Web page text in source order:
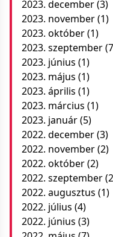
2023. december(3)
2023. november(1)
2023. október(1)
2023. szeptember
2023. június (1)
2023. május (1)
2023. április (1)
2023. március (1)
2023. január(5)
2022. december(3)
2022. november(2)
2022. október(2)
2022. szeptember
2022. augusztus (1)
2022. július (4)
2022. június (3)